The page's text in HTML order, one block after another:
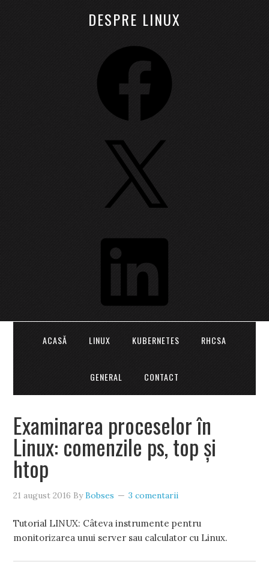
DESPRE LINUX
ACASĂ LINUX KUBERNETES RHCSA
GENERAL CONTACT
Examinarea proceselor în
Linux: comenzile ps, top și
htop
21 august 2016 ByBobses 3 comentarii
Tutorial LINUX: Câteva instrumente pentru
monitorizarea unui server sau calculator cu Linux.